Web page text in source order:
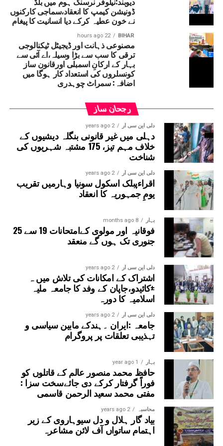
مارچ 2027 تک رہے گی۔قابل ذکر ہے کہ حال ہی میں سپریم
کورٹ نے بہار حکومت سے یہ واضح کرنے کو کہا تھا کہ ’’دیپک
پرکاش کسی ایوان کے رکن نہ ہونے کے باوجود وزیر کے عہدے
پر کیسے فائز ہیں۔‘‘ دراصل آئین کے مطابق اگر کوئی شخص
وزیر بنتا ہے تو 6 مہینے کے اندر اس کا اسمبلی یا
قانون ساز کونسل کا رکن بننا لازمی ہے۔ ایسا نہ
ہونے پر متعلقہ شخص کو وزارتی عہدہ چھوڑنا پڑ
ڈونیشن کیمپ کا انعقاد،سماجی کارکنوں
نے خون عطیہ کرکے دیا انسانیت کا پیغام
BIHAR
22 hours ago
مصنوعی ذہانت اور ڈیجیٹل ٹیکنالوجی
ترقی کا سب سے بڑا وسیلہ،اے آئی سے
بہار کے ارکانِ اسمبلی اورقانون ساز
کونسلروں کی استعداد کار ہوگا میں
اضافہ: سمراٹ چوہدری
رجحان ساز
دلی این سی آر 2 years ago
دہلی میں غیر قانونی بنگلہ دیشیوں کے
خلاف مہم تیز، 175 مشتبہ شہریوں کی
شناخت
دلی این سی آر 2 years ago
اقراءپبلک اسکول سونیا وہارمیں تقریب
یومِ جمہوریہ کا انعقاد
بہار 8 months ago
فوقانیہ اور مولوی کےامتحانات 19 سے 25
جنوری تک ہوں گے منعقد
دلی این سی آر 2 years ago
اشتراک کے امکانات کی تلاش میں ہ
±کائیدو،جاپان کے وفد کا جامعہ ملیہ
اسلامیہ کا دورہ
دلی این سی آر 2 years ago
جامعہ :ایران ۔ہندکے مابین سیاسی و
تہذیبی تعلقات پر پروگرام
بہار 1 year ago
حافظ محمد منصور عالم کے قاتلوں کو
فوراً گرفتار کرکے دی جائےسخت سزا :
مفتی محمد سعید الرحمن قاسمی
محاسبہ 2 years ago
بیاد گار ہلال و دل سیوہاروی کے زیر
اہتمام ساتواں آف لائن مشاعرہ